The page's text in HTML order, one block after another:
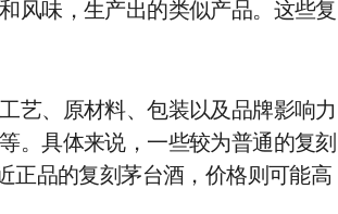
风味，生产出的类似产品。这些复
艺、原材料、包装以及品牌影响力
。具体来说，一些较为普通的复刻
正品的复刻茅台酒，价格则可能高